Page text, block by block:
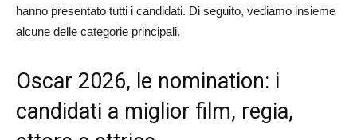
hanno presentato tutti i candidati. Di seguito, vediamo insieme
alcune delle categorie principali.
Oscar 2026, le nomination: i
candidati a miglior film, regia,